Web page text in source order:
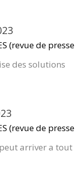
(revue de presse
des solutions
(revue de presse
arriver a tout